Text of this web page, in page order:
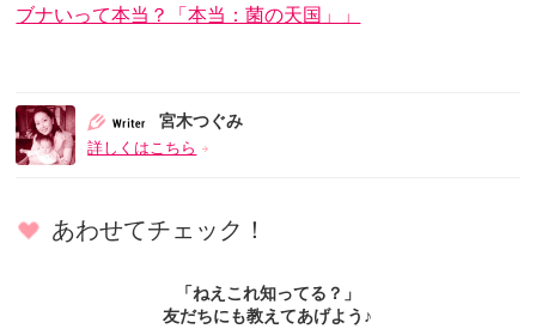
ブナいって本当？「本当：菌の天国」」
宮木つぐみ
詳しくはこちら
あわせてチェック！
「ねえこれ知ってる？」
友だちにも教えてあげよう♪